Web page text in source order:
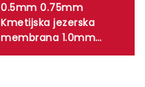
0.5mm 0.75mm
Kmetijska jezerska
membrana 1.0mm
1.5mm 2.0mm HDPE